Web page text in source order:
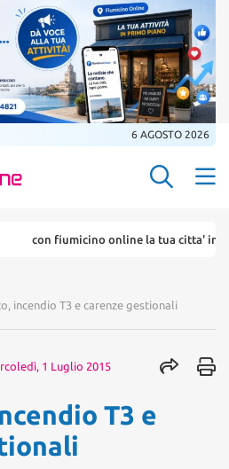
6 AGOSTO 2026
con fiumicino online la tua citta' in
incendio T3 e carenze gestionali
1 Luglio 2015
T3 e